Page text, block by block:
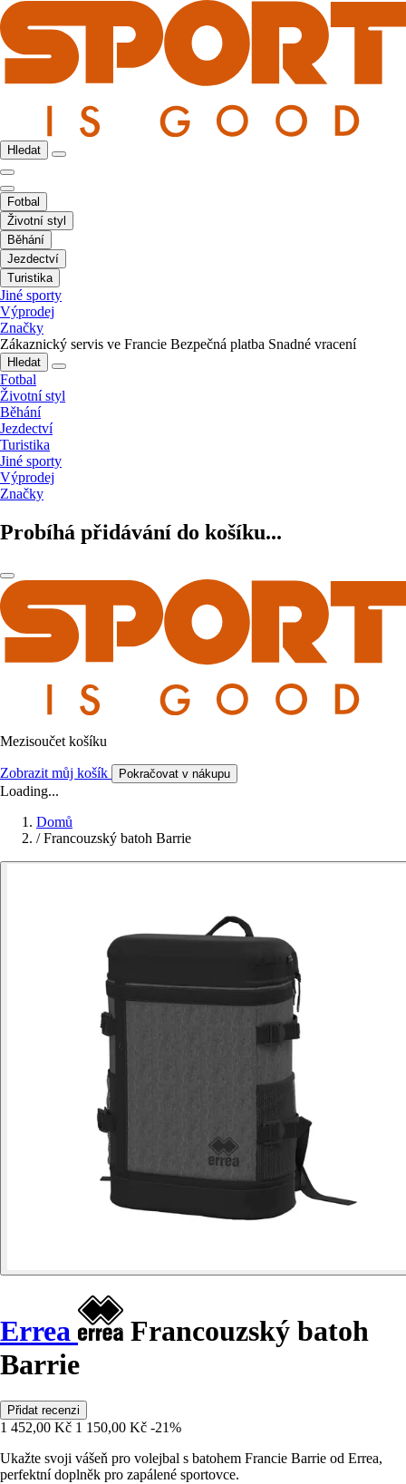
Hledat
Fotbal
Životní styl
Běhání
Jezdectví
Turistika
Jiné sporty
Výprodej
Značky
Zákaznický servis ve Francie Bezpečná platba Snadné vracení
Hledat
Fotbal
Životní styl
Běhání
Jezdectví
Turistika
Jiné sporty
Výprodej
Značky
Probíhá přidávání do košíku...
Mezisoučet košíku
Zobrazit můj košík Pokračovat v nákupu
Loading...
Domů
/ Francouzský batoh Barrie
Errea
Francouzský batoh
Barrie
Přidat recenzi
1 452,00 Kč 1 150,00 Kč -21%
Ukažte svoji vášeň pro volejbal s batohem Francie Barrie od Errea,
perfektní doplněk pro zapálené sportovce.